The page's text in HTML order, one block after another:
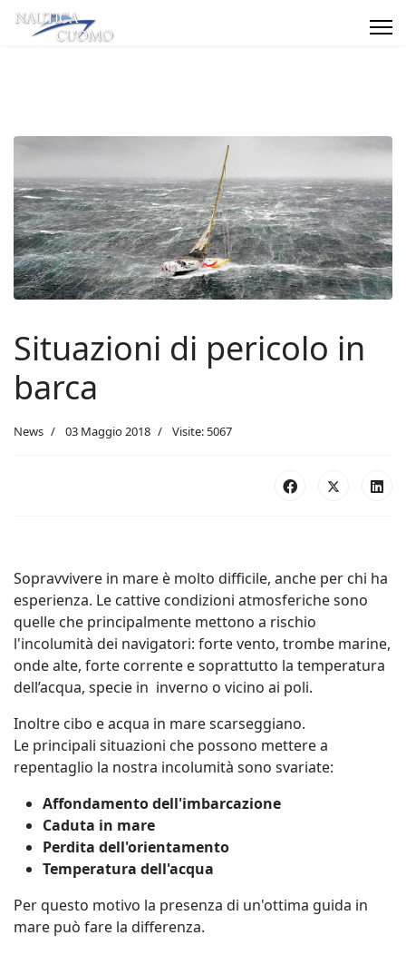
Situazioni di pericolo in
barca
News 03 Maggio 2018 Visite: 5067
Sopravvivere in mare è molto difficile, anche per chi ha
esperienza. Le cattive condizioni atmosferiche sono
quelle che principalmente mettono a rischio
l'incolumità dei navigatori: forte vento, trombe marine,
onde alte, forte corrente e soprattutto la temperatura
dell’acqua, specie in inverno o vicino ai poli.
Inoltre cibo e acqua in mare scarseggiano.
Le principali situazioni che possono mettere a
repentaglio la nostra incolumità sono svariate:
Affondamento dell'imbarcazione
Caduta in mare
Perdita dell'orientamento
Temperatura dell'acqua
Per questo motivo la presenza di un'ottima guida in
mare può fare la differenza.